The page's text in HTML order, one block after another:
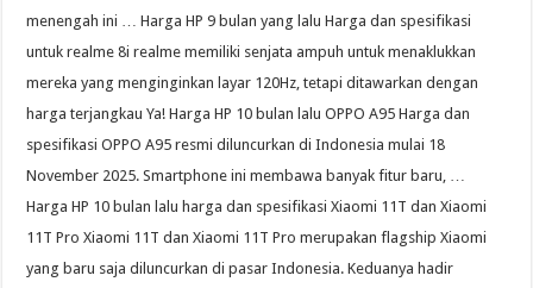
menengah ini … Harga HP 9 bulan yang lalu Harga dan spesifikasi
untuk realme 8i realme memiliki senjata ampuh untuk menaklukkan
mereka yang menginginkan layar 120Hz, tetapi ditawarkan dengan
harga terjangkau Ya! Harga HP 10 bulan lalu OPPO A95 Harga dan
spesifikasi OPPO A95 resmi diluncurkan di Indonesia mulai 18
November 2025. Smartphone ini membawa banyak fitur baru, …
Harga HP 10 bulan lalu harga dan spesifikasi Xiaomi 11T dan Xiaomi
11T Pro Xiaomi 11T dan Xiaomi 11T Pro merupakan flagship Xiaomi
yang baru saja diluncurkan di pasar Indonesia. Keduanya hadir